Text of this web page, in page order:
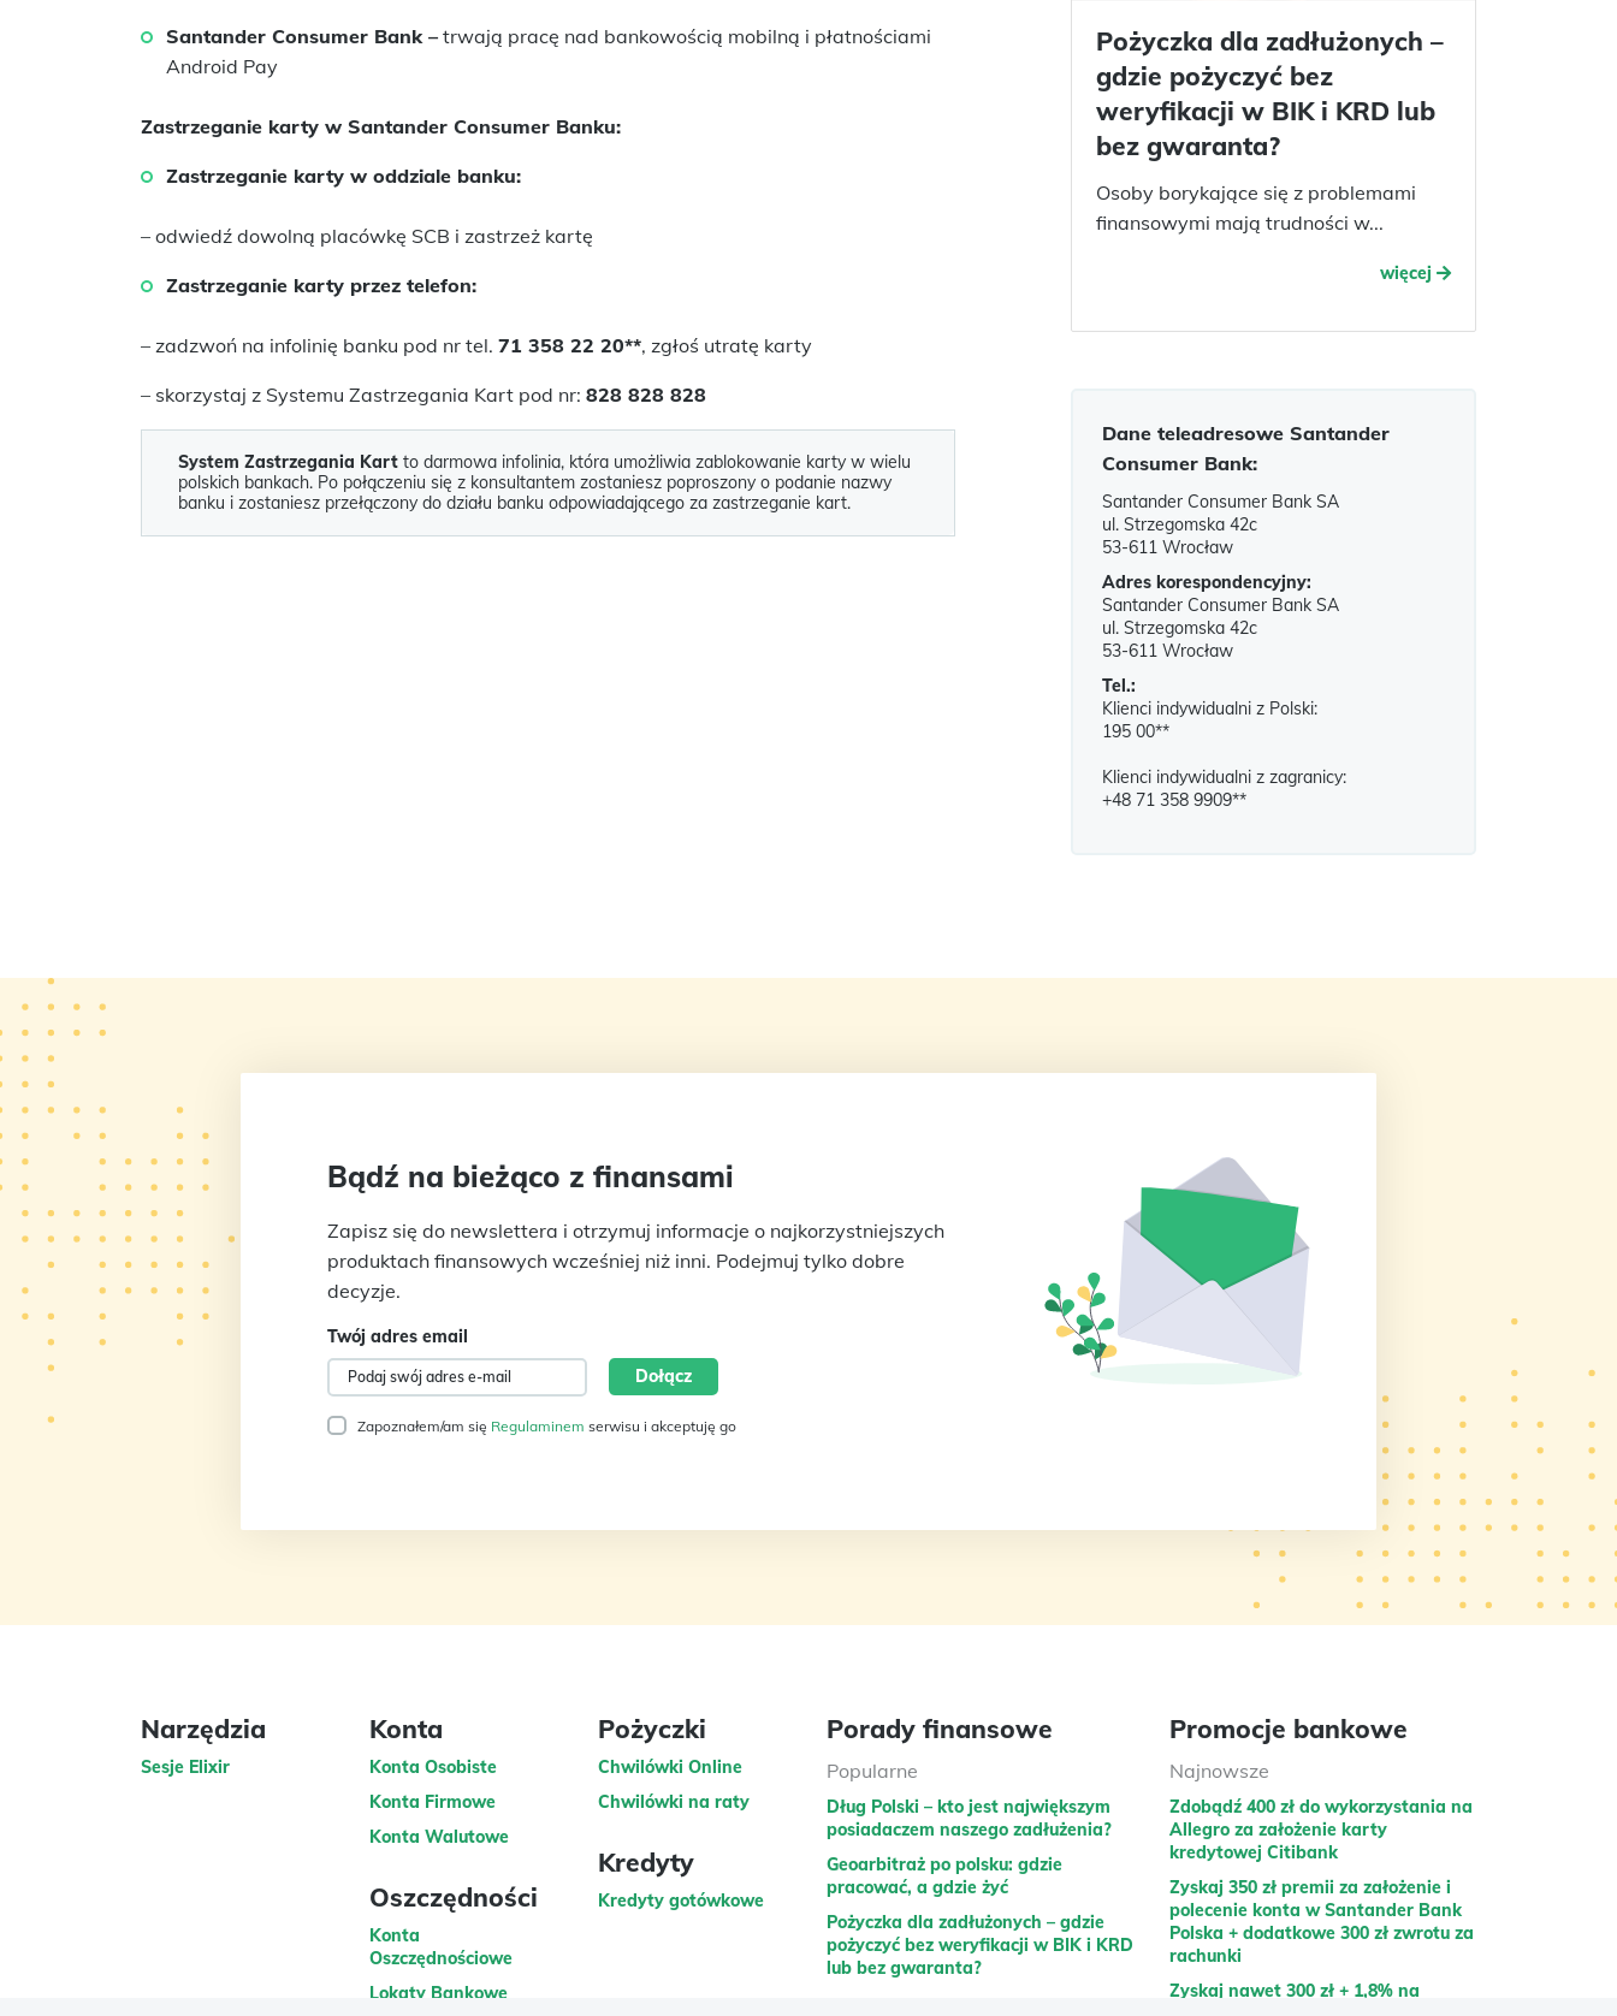
Santander Consumer Bank – trwają pracę nad bankowością mobilną i płatnościami
Android Pay
Zastrzeganie karty w Santander Consumer Banku:
Zastrzeganie karty w oddziale banku:
– odwiedź dowolną placówkę SCB i zastrzeż kartę
Zastrzeganie karty przez telefon:
– zadzwoń na infolinię banku pod nr tel. 71 358 22 20**, zgłoś utratę karty
– skorzystaj z Systemu Zastrzegania Kart pod nr: 828 828 828
System Zastrzegania Kart to darmowa infolinia, która umożliwia zablokowanie karty w wielu
polskich bankach. Po połączeniu się z konsultantem zostaniesz poproszony o podanie nazwy
banku i zostaniesz przełączony do działu banku odpowiadającego za zastrzeganie kart.
Pożyczka dla zadłużonych –
gdzie pożyczyć bez
weryfikacji w BIK i KRD lub
bez gwaranta?
Osoby borykające się z problemami
finansowymi mają trudności w...
więcej
Dane teleadresowe Santander
Consumer Bank:
Santander Consumer Bank SA
ul. Strzegomska 42c
53-611 Wrocław
Adres korespondencyjny:
Santander Consumer Bank SA
ul. Strzegomska 42c
53-611 Wrocław
Tel.:
Klienci indywidualni z Polski:
195 00**
Klienci indywidualni z zagranicy:
+48 71 358 9909**
Bądź na bieżąco z finansami
Zapisz się do newslettera i otrzymuj informacje o najkorzystniejszych
produktach finansowych wcześniej niż inni. Podejmuj tylko dobre
decyzje.
Twój adres email
Zapoznałem/am się Regulaminem serwisu i akceptuję go
Narzędzia
Sesje Elixir
Konta
Konta Osobiste
Konta Firmowe
Konta Walutowe
Oszczędności
Konta
Oszczędnościowe
Lokaty Bankowe
Pożyczki
Chwilówki Online
Chwilówki na raty
Kredyty
Kredyty gotówkowe
Porady finansowe
Popularne
Dług Polski – kto jest największym
posiadaczem naszego zadłużenia?
Geoarbitraż po polsku: gdzie
pracować, a gdzie żyć
Pożyczka dla zadłużonych – gdzie
pożyczyć bez weryfikacji w BIK i KRD
lub bez gwaranta?
Promocje bankowe
Najnowsze
Zdobądź 400 zł do wykorzystania na
Allegro za założenie karty
kredytowej Citibank
Zyskaj 350 zł premii za założenie i
polecenie konta w Santander Bank
Polska + dodatkowe 300 zł zwrotu za
rachunki
Zyskaj nawet 300 zł + 1,8% na